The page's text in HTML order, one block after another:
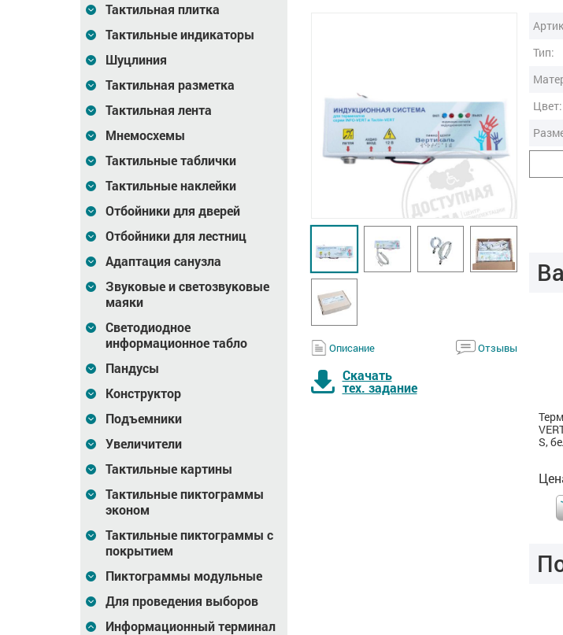
Тактильная плитка
Тактильные индикаторы
Шуцлиния
Тактильная разметка
Тактильная лента
Мнемосхемы
Тактильные таблички
Тактильные наклейки
Отбойники для дверей
Отбойники для лестниц
Адаптация санузла
Звуковые и светозвуковые
маяки
Светодиодное
информационное табло
Пандусы
Конструктор
Подъемники
Увеличители
Тактильные картины
Тактильные пиктограммы
эконом
Тактильные пиктограммы с
покрытием
Пиктограммы модульные
Для проведения выборов
Информационный терминал
Описание Отзывы
Скачать
тех. задание
Тип:
Цвет:
Терминал «Tactile-
VERT-2(43)V», INDUKC-
S, белый
Цена 318 053₽
В корзину
S,